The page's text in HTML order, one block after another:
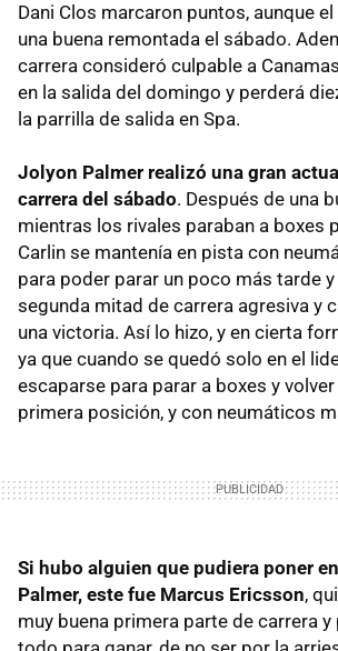
Dani Clos marcaron puntos, aunque
una buena remontada el sábado.
carrera consideró culpable a
en la salida del domingo y perderá
la parrilla de salida en Spa.
Jolyon Palmer realizó una gran
carrera del sábado. Después de una
mientras los rivales paraban a boxes
Carlin se mantenía en pista con
para poder parar un poco más tarde y
segunda mitad de carrera agresiva y
una victoria. Así lo hizo, y en cierta
ya que cuando se quedó solo en el
escaparse para parar a boxes y
primera posición, y con neumáticos
Si hubo alguien que pudiera poner
Palmer, este fue Marcus Ericsson,
muy buena primera parte de carrera